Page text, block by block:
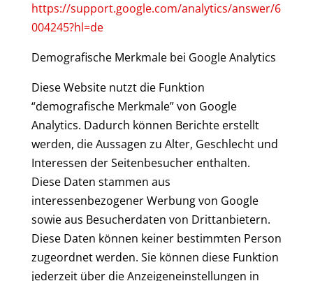
https://support.google.com/analytics/answer/6
004245?hl=de
Demografische Merkmale bei Google Analytics
Diese Website nutzt die Funktion
“demografische Merkmale” von Google
Analytics. Dadurch können Berichte erstellt
werden, die Aussagen zu Alter, Geschlecht und
Interessen der Seitenbesucher enthalten.
Diese Daten stammen aus
interessenbezogener Werbung von Google
sowie aus Besucherdaten von Drittanbietern.
Diese Daten können keiner bestimmten Person
zugeordnet werden. Sie können diese Funktion
jederzeit über die Anzeigeneinstellungen in